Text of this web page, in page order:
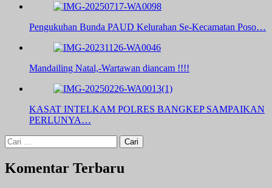
Pengukuhan Bunda PAUD Kelurahan Se-Kecamatan Poso…
Mandailing Natal,-Wartawan diancam !!!!
KASAT INTELKAM POLRES BANGKEP SAMPAIKAN
PERLUNYA…
Cari
untuk:
Komentar Terbaru